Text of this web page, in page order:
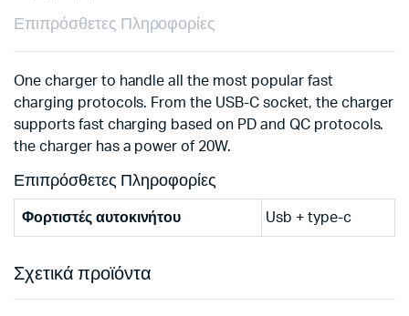
black
Επιπρόσθετες Πληροφορίες
One charger to handle all the most popular fast
charging protocols. From the USB-C socket, the charger
supports fast charging based on PD and QC protocols.
the charger has a power of 20W.
Επιπρόσθετες Πληροφορίες
Φορτιστές αυτοκινήτου Usb + type-c
Σχετικά προϊόντα